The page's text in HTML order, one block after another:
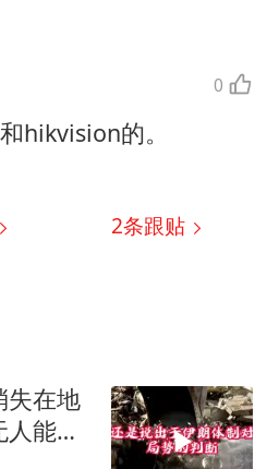
0
hikvision的。
2条跟贴
失在地
能知